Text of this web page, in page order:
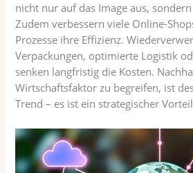
nicht nur auf das Image aus,
Zudem verbessern viele Online-
Prozesse ihre Effizienz.
Verpackungen, optimierte Logistik
senken langfristig die Kosten.
Wirtschaftsfaktor zu begreifen, ist
Trend – es ist ein strategischer